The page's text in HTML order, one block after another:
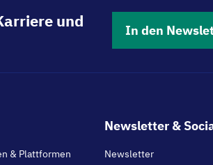
und
In den
& Plattformen
Newsletter &
Newsletter